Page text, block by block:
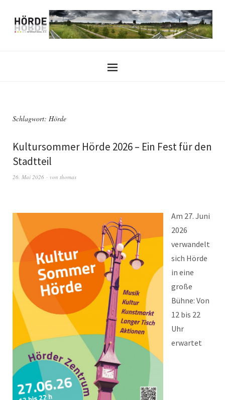
Schlagwort: Hörde
Kultursommer Hörde 2026 – Ein Fest für den
Stadtteil
26. Mai 2026 von thomas
Am 27. Juni
2026
verwandelt
sich Hörde
in eine
große
Bühne: Von
12 bis 22
Uhr
erwartet